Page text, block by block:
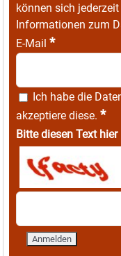
können sich
Informationen zum
E-Mail *
Ich habe die
akzeptiere diese. *
Bitte diesen Text